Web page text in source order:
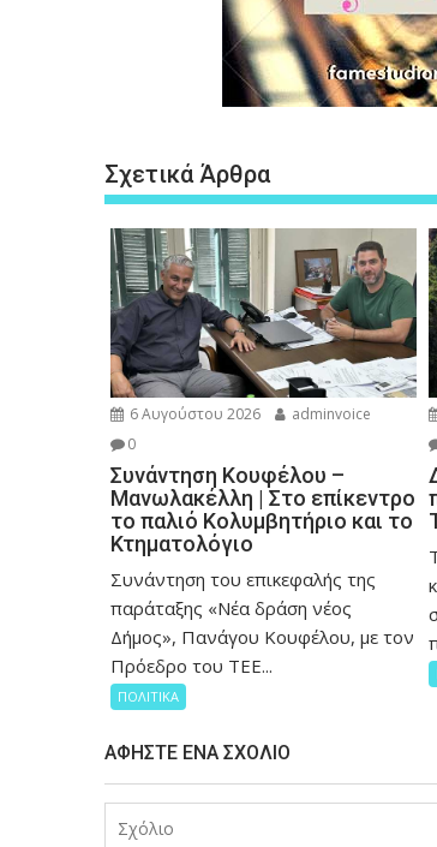
Σχετικά Άρθρα
6 Αυγούστου 2026
adminvoice
0
Συνάντηση Κουφέλου –
Μανωλακέλλη | Στο επίκεντρο
το παλιό Κολυμβητήριο και το
Κτηματολόγιο
Συνάντηση του επικεφαλής της
παράταξης «Νέα δράση νέος
Δήμος», Πανάγου Κουφέλου, με τον
Πρόεδρο του ΤΕΕ...
ΠΟΛΙΤΙΚΑ
ΑΦΉΣΤΕ ΈΝΑ ΣΧΌΛΙΟ